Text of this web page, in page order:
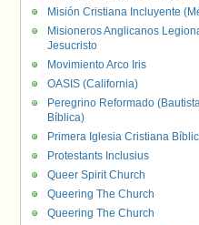
Misión Cristiana Incluyente
Misioneros Anglicanos
Jesucristo
Movimiento Arco Iris
OASIS (California)
Peregrino Reformado
Bíblica)
Primera Iglesia Cristiana
Protestants Inclusius
Queer Spirit Church
Queering The Church
Queering The Church